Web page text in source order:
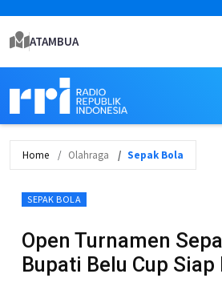
ATAMBUA
Home Olahraga Sepak Bola
SEPAK BOLA
Open Turnamen
Bupati Belu Cup Siap